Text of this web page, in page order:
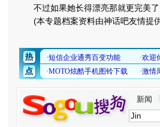
不过如果她长得漂亮那就更完美了
(本专题档案资料由神话吧友情提
新闻